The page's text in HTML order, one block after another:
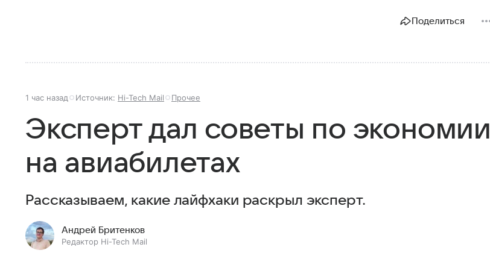
Поделиться
1 час назад Источник: Hi-Tech Mail Прочее
Эксперт дал советы по экономии
на авиабилетах
Рассказываем, какие лайфхаки раскрыл эксперт.
Андрей Бритенков
Редактор Hi-Tech Mail